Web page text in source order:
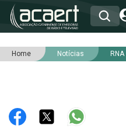
HOME
RNA
NOTÍCIAS
Home Notícias